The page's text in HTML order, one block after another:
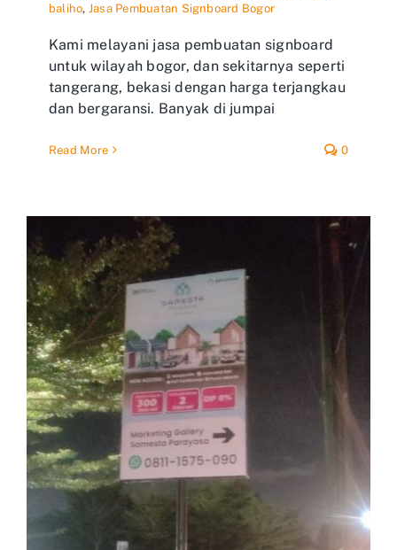
baliho, Jasa Pembuatan Signboard Bogor
Kami melayani jasa pembuatan signboard
untuk wilayah bogor, dan sekitarnya seperti
tangerang, bekasi dengan harga terjangkau
dan bergaransi. Banyak di jumpai
Read More 0